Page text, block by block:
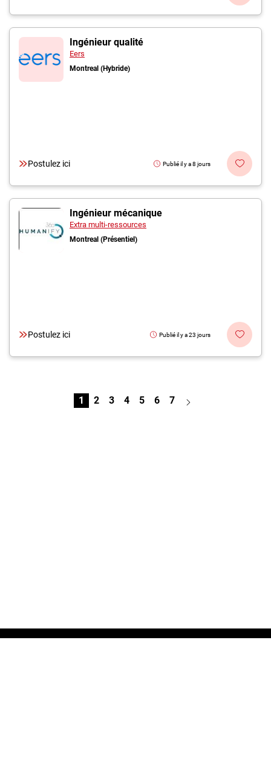
Ingénieur qualité
Eers
Montreal (Hybride)
Postulez ici Publié il y a 8 jours
Ingénieur mécanique
Extra multi-ressources
Montreal (Présentiel)
Postulez ici Publié il y a 23 jours
1 2 3 4 5 6 7